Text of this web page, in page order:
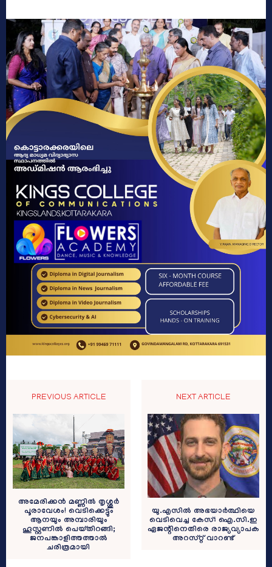
PREVIOUS ARTICLE
അമേരിക്കൻ മണ്ണിൽ തൃശ്ശൂർ
പൂരാവേശം! വെടിക്കെട്ടും
ആനയും അമ്പാരിയും
ഹൂസ്റ്റണിൽ പെയ്തിറങ്ങി;
ജനപങ്കാളിത്തത്താൽ
ചരിത്രമായി
NEXT ARTICLE
യു.എസിൽ അഭയാർത്ഥിയെ
വെടിവെച്ച കേസ്: ഐ.സി.ഇ
ഏജന്റിനെതിരെ രാജ്യവ്യാപക
അറസ്റ്റ് വാറണ്ട്